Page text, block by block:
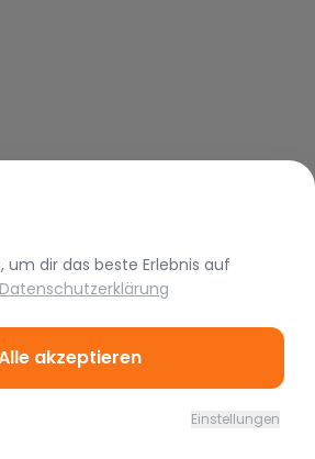
um dir das beste Erlebnis auf
Datenschutzerklärung
akzeptieren
Einstellungen